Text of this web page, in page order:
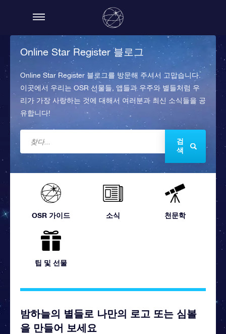
Online Star Register 블로그
Online Star Register 블로그를 방문해 주셔서 고맙습니다.
이곳에서 우리는 OSR 선물들, 앱들과 우주와 별들처럼 우
리가 가장 사랑하는 것에 대해서 여러분과 최신 소식들을 공
유합니다!
검
색
OSR 가이드 소식 천문학
팁 및 선물
밤하늘의 별들로 나만의 로고 또는 심볼
을 만들어 보세요